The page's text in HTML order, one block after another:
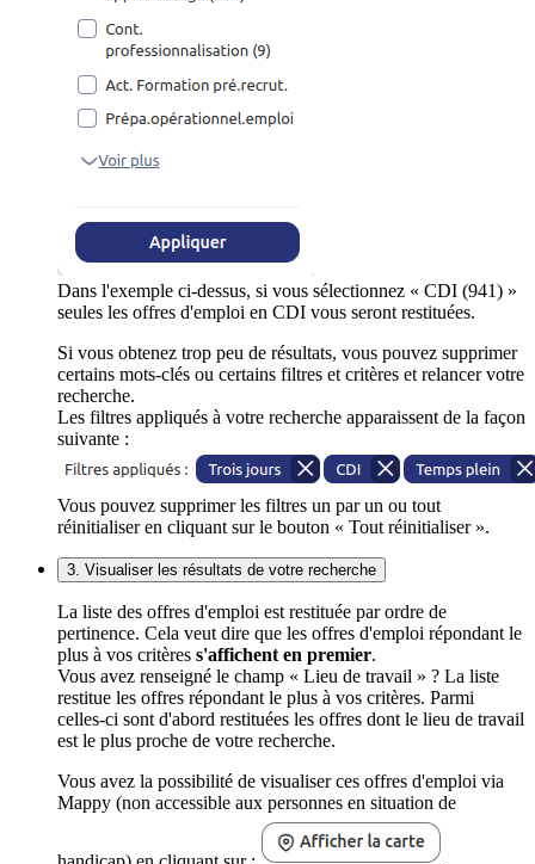
Dans l'exemple ci-dessus, si vous sélectionnez « CDI (941) »
seules les offres d'emploi en CDI vous seront restituées.
Si vous obtenez trop peu de résultats, vous pouvez supprimer
certains mots-clés ou certains filtres et critères et relancer votre
recherche.
Les filtres appliqués à votre recherche apparaissent de la façon
suivante :
Vous pouvez supprimer les filtres un par un ou tout
réinitialiser en cliquant sur le bouton « Tout réinitialiser ».
3. Visualiser les résultats de votre recherche
La liste des offres d'emploi est restituée par ordre de
pertinence. Cela veut dire que les offres d'emploi répondant le
plus à vos critères s'affichent en premier.
Vous avez renseigné le champ « Lieu de travail » ? La liste
restitue les offres répondant le plus à vos critères. Parmi
celles-ci sont d'abord restituées les offres dont le lieu de travail
est le plus proche de votre recherche.
Vous avez la possibilité de visualiser ces offres d'emploi via
Mappy (non accessible aux personnes en situation de